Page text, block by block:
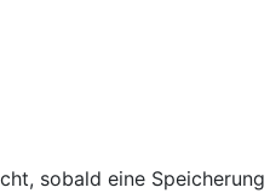
sobald eine